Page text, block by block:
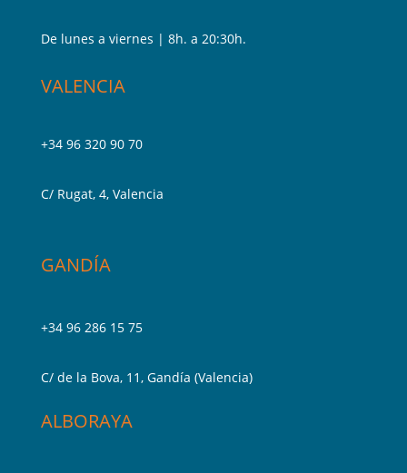
De lunes a viernes | 8h. a 20:30h.
VALENCIA
+34 96 320 90 70
C/ Rugat, 4, Valencia
GANDÍA
+34 96 286 15 75
C/ de la Bova, 11, Gandía (Valencia)
ALBORAYA